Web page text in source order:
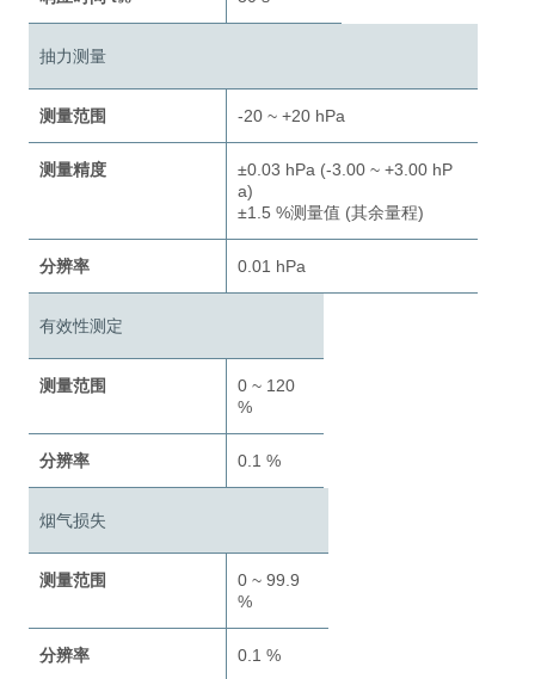
抽力测量
测量范围 -20 ~ +20 hPa
测量精度
±0.03 hPa (-3.00 ~ +3.00 hP
a)
±1.5 %测量值 (其余量程)
分辨率 0.01 hPa
有效性测定
测量范围
0 ~ 120
%
分辨率 0.1 %
烟气损失
测量范围
0 ~ 99.9
%
分辨率 0.1 %